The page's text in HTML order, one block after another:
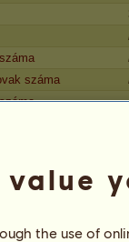
száma
value
the use of